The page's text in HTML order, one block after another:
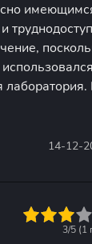
14-12-
3/5 (1